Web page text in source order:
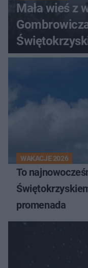
Mała wieś z
WAKACJE 2026
To
promenada